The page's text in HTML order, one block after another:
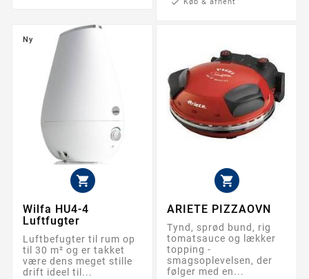
check Køb & afhent
Ny

Wilfa HU4-4
Luftfugter
Luftbefugter til rum op
til 30 m² og er takket
være dens meget stille
drift ideel til...

ARIETE PIZZAOVN
Tynd, sprød bund, rig
tomatsauce og lækker
topping -
smagsoplevelsen, der
følger med en...